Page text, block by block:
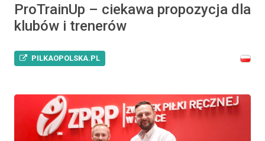
ProTrainUp – ciekawa propozycja dla
klubów i trenerów
PILKAOPOLSKA.PL